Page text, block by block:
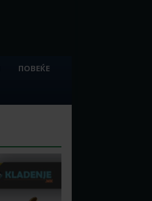
ПОВЕЌЕ